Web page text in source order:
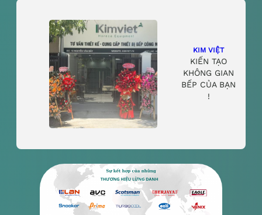
KIM VIỆT
KIẾN TẠO
KHÔNG GIAN
BẾP CỦA BẠN
!